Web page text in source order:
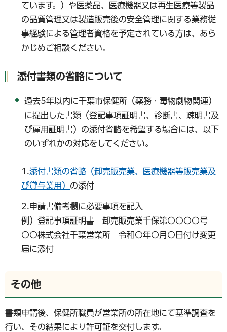
ています。）や医薬品、医療機器又は再生医療等製品
の品質管理又は製造販売後の安全管理に関する業務従
事経験による管理者資格を予定されている方は、あら
かじめご相談ください。
添付書類の省略について
過去5年以内に千葉市保健所（薬務・毒物劇物関連）
に提出した書類（登記事項証明書、診断書、疎明書及
び雇用証明書）の添付省略を希望する場合には、以下
のいずれかの対応をしてください。
1.添付書類の省略（卸売販売業、医療機器等販売業及
び貸与業用） の添付
2.申請書備考欄に必要事項を記入
例）登記事項証明書 卸売販売業千保第○○○○号
○○株式会社千葉営業所 令和○年○月○日付け変更
届に添付
その他
書類申請後、保健所職員が営業所の所在地にて基準調査を
行い、その結果により許可証を交付します。